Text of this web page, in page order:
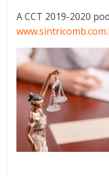
A CCT 2019-2020